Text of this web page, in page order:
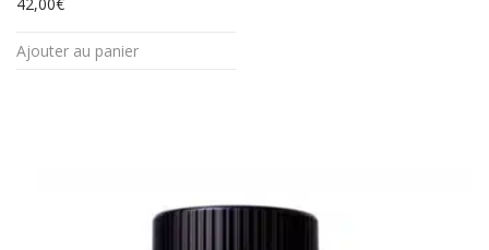
Ajouter au panier